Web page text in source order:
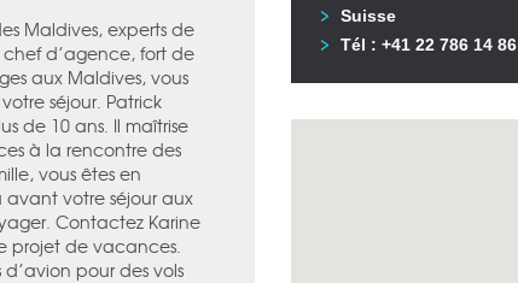
Maldives, experts de
d’agence, fort de
aux Maldives, vous
séjour. Patrick
de 10 ans. Il maîtrise
à la rencontre des
vous êtes en
avant votre séjour aux
Contactez Karine
projet de vacances.
pour des vols
Suisse
Tél : +41 22 786 14 86